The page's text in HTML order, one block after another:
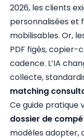
2026, les clients
personnalisées et
mobilisables. Or,
PDF figés,
cadence. L’IA
collecte,
matching
Ce guide pratique
dossier de
modèles adopter,